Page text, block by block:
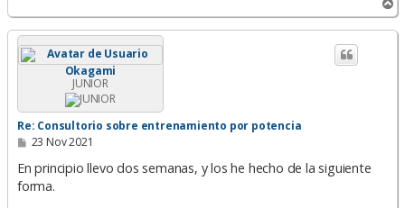
r
r
Okagami
JUNIOR
Re: Consultorio sobre entrenamiento por potencia
M
n
a
23 Nov 2021
En principio llevo dos semanas, y los he hecho de la siguiente
forma.